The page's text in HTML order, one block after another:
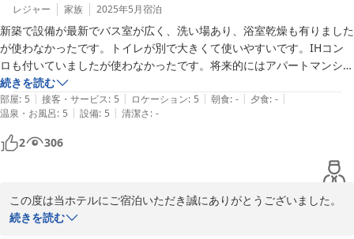
レジャー 家族 2025年5月宿泊
新築で設備が最新でバス室が広く、洗い場あり、浴室乾燥も有りました
が使わなかったです。トイレが別で大きくて使いやすいです。IHコン
ロも付いていましたが使わなかったです。将来的にはアパートマンショ
ンとして売る予定なのかモニター付インターホンや洗濯機の設置スペー
スも有りました。住めるだけのスペースが有ります。近くにイタリアン
レストランがありパスタメニューが充実していました。オープンと同時
にお客さんが次々と来ました。美味しかったです。次回も宿泊します。
続きを読む
部屋: 5 | 接客・サービス: 5 | ロケーション: 5 | 朝食: - | 夕食: - |
温泉・お風呂: 5 | 設備: 5 | 清潔さ: -
2 306
この度は当ホテルにご宿泊いただき誠にありがとうございました。
素敵なレビューをありがとうございます！広々としたバスルーム、
続きを読む